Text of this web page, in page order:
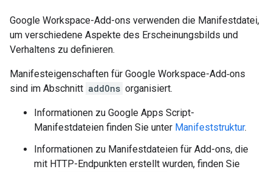
Google Workspace-Add-ons verwenden die Manifestdatei,
um verschiedene Aspekte des Erscheinungsbilds und
Verhaltens zu definieren.
Manifesteigenschaften für Google Workspace-Add‑ons
sind im Abschnitt addOns organisiert.
Informationen zu Google Apps Script-
Manifestdateien finden Sie unter Manifeststruktur.
Informationen zu Manifestdateien für Add-ons, die
mit HTTP-Endpunkten erstellt wurden, finden Sie